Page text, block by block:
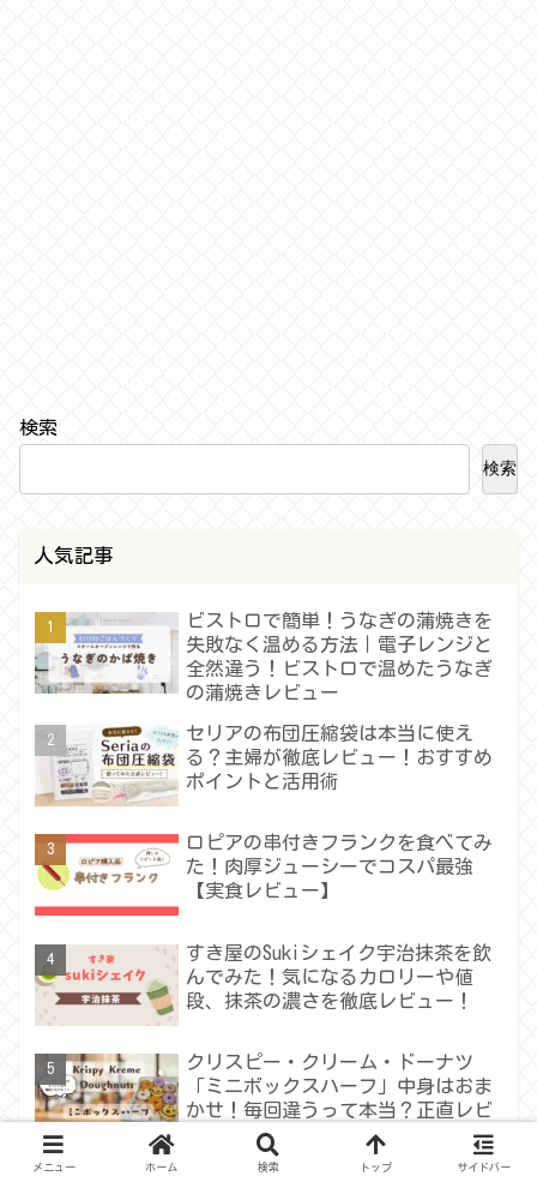
検索
検索
人気記事
ビストロで簡単！うなぎの蒲焼きを
失敗なく温める方法｜電子レンジと
全然違う！ビストロで温めたうなぎ
の蒲焼きレビュー
セリアの布団圧縮袋は本当に使え
る？主婦が徹底レビュー！おすすめ
ポイントと活用術
ロピアの串付きフランクを食べてみ
た！肉厚ジューシーでコスパ最強
【実食レビュー】
すき屋のSukiシェイク宇治抹茶を飲
んでみた！気になるカロリーや値
段、抹茶の濃さを徹底レビュー！
クリスピー・クリーム・ドーナツ
「ミニボックスハーフ」中身はおま
かせ！毎回違うって本当？正直レビ
メニュー ホーム 検索 トップ サイドバー